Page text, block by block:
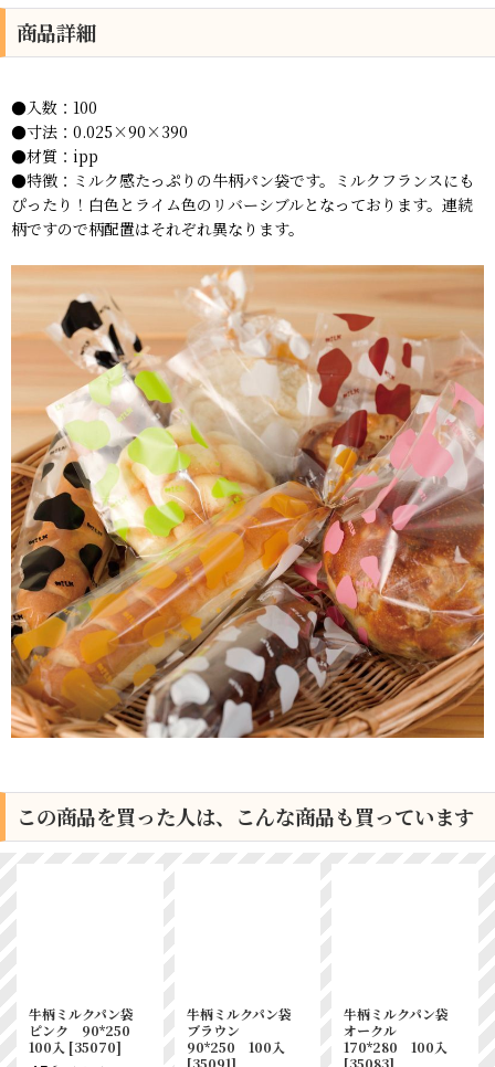
商品詳細
●入数：100
●寸法：0.025×90×390
●材質：ipp
●特徴：ミルク感たっぷりの牛柄パン袋です。ミルクフランスにも
ぴったり！白色とライム色のリバーシブルとなっております。連続
柄ですので柄配置はそれぞれ異なります。
この商品を買った人は、こんな商品も買っています
牛柄ミルクパン袋
黒 90*320 100
入[35069]
牛柄ミルクパン袋
ライム 90*250
100入[35084]
牛柄ミルクパン袋
ブラウン
90*390 100入
[35093]